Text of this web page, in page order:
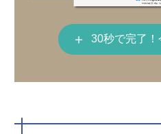
＋ 30秒で完了